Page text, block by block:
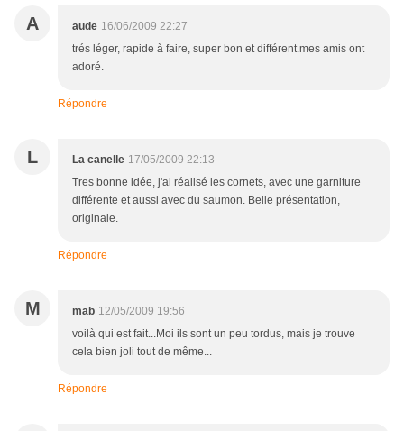
A aude 16/06/2009 22:27
trés léger, rapide à faire, super bon et différent.mes amis ont
adoré.
Répondre
L La canelle 17/05/2009 22:13
Tres bonne idée, j'ai réalisé les cornets, avec une garniture
différente et aussi avec du saumon. Belle présentation,
originale.
Répondre
M mab 12/05/2009 19:56
voilà qui est fait...Moi ils sont un peu tordus, mais je trouve
cela bien joli tout de même...
Répondre